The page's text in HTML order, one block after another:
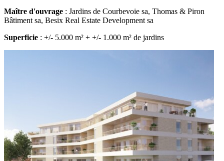
Maître d'ouvrage : Jardins de Courbevoie sa, Thomas & Piron
Bâtiment sa, Besix Real Estate Development sa
Superficie : +/- 5.000 m² + +/- 1.000 m² de jardins